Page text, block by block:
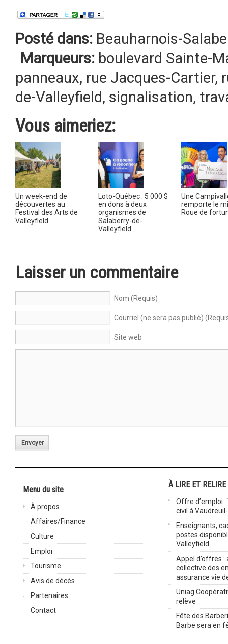
Posté dans: Beauharnois-
Marqueurs: boulevard Sainte-
panneaux, rue Jacques-Cartier,
de-Valleyfield, signalisation,
Vous aimeriez:
Un week-end de
découvertes au
Festival des Arts de
Valleyfield
Loto-Québec : 5 000 $
en dons à deux
organismes de
Salaberry-de-
Valleyfield
Une
remporte le
Roue de
Laisser un commentaire
Nom (Requis)
Courriel (ne sera pas publié)
Site web
Envoyer
Menu du site
À propos
Affaires/Finance
Culture
Emploi
Tourisme
Avis de décès
Partenaires
Contact
À LIRE ET RELIRE
Offre d’emploi
civil à
Enseignants,
postes
Valleyfield
Appel d’offres :
collective des
assurance vie
Uniag
relève
Fête des
Barbe sera en